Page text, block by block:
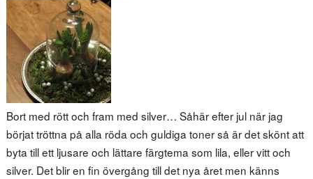
Bort med rött och fram med silver… Såhär efter jul när jag
börjat tröttna på alla röda och guldiga toner så är det skönt att
byta till ett ljusare och lättare färgtema som lila, eller vitt och
silver. Det blir en fin övergång till det nya året men känns